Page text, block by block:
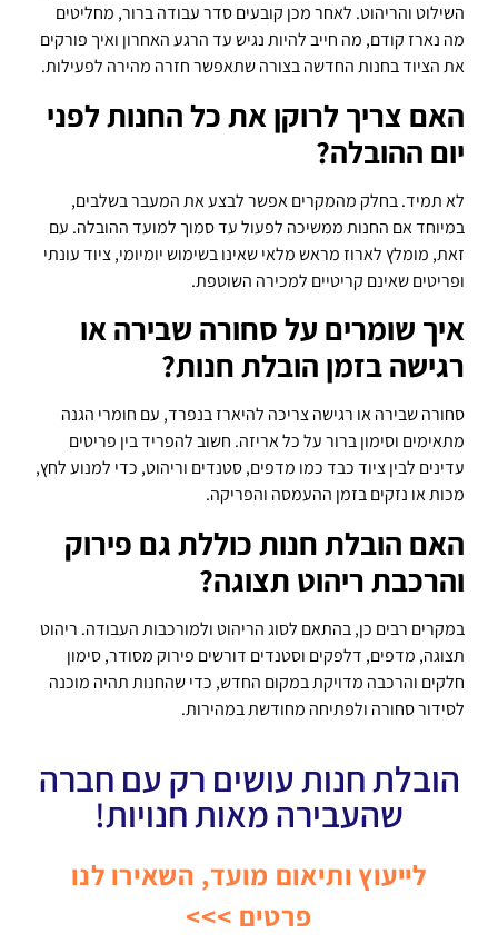
השילוט והריהוט. לאחר מכן קובעים סדר עבודה ברור, מחליטים
מה נארז קודם, מה חייב להיות נגיש עד הרגע האחרון ואיך פורקים
את הציוד בחנות החדשה בצורה שתאפשר חזרה מהירה לפעילות.
האם צריך לרוקן את כל החנות לפני
יום ההובלה?
לא תמיד. בחלק מהמקרים אפשר לבצע את המעבר בשלבים,
במיוחד אם החנות ממשיכה לפעול עד סמוך למועד ההובלה. עם
זאת, מומלץ לארוז מראש מלאי שאינו בשימוש יומיומי, ציוד עונתי
ופריטים שאינם קריטיים למכירה השוטפת.
איך שומרים על סחורה שבירה או
רגישה בזמן הובלת חנות?
סחורה שבירה או רגישה צריכה להיארז בנפרד, עם חומרי הגנה
מתאימים וסימון ברור על כל אריזה. חשוב להפריד בין פריטים
עדינים לבין ציוד כבד כמו מדפים, סטנדים וריהוט, כדי למנוע לחץ,
מכות או נזקים בזמן ההעמסה והפריקה.
האם הובלת חנות כוללת גם פירוק
והרכבת ריהוט תצוגה?
במקרים רבים כן, בהתאם לסוג הריהוט ולמורכבות העבודה. ריהוט
תצוגה, מדפים, דלפקים וסטנדים דורשים פירוק מסודר, סימון
חלקים והרכבה מדויקת במקום החדש, כדי שהחנות תהיה מוכנה
לסידור סחורה ולפתיחה מחודשת במהירות.
הובלת חנות עושים רק עם חברה
שהעבירה מאות חנויות!
לייעוץ ותיאום מועד, השאירו לנו
פרטים >>>